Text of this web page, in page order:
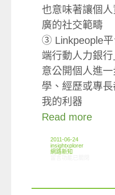
也意味著讓個
廣的社交範疇
③ Linkpeople平
端行動人力銀
意公開個人進
學、經歷或專
我的利器
Read more
2011-06-24
insightxplorer
網路新知